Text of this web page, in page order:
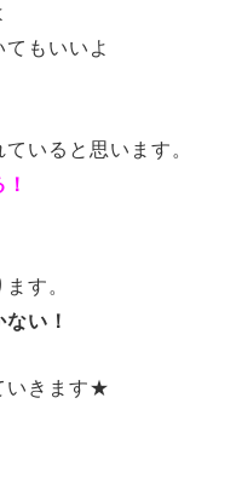
もいいよ
いると思います。
す。
い！
いきます★